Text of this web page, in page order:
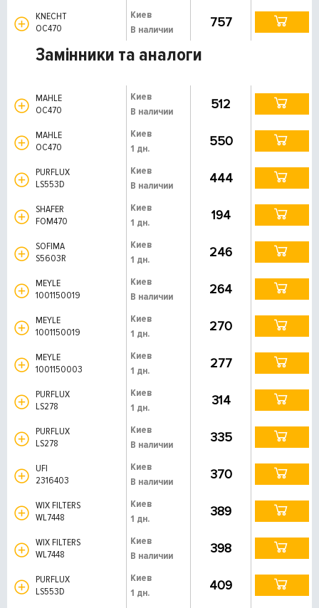
KNECHT
OC470
Киев
В наличии
757
Замінники та аналоги
MAHLE
OC470
Киев
В наличии
512
MAHLE
OC470
Киев
1 дн.
550
PURFLUX
LS553D
Киев
В наличии
444
SHAFER
FOM470
Киев
1 дн.
194
SOFIMA
S5603R
Киев
1 дн.
246
MEYLE
1001150019
Киев
В наличии
264
MEYLE
1001150019
Киев
1 дн.
270
MEYLE
1001150003
Киев
1 дн.
277
PURFLUX
LS278
Киев
1 дн.
314
PURFLUX
LS278
Киев
В наличии
335
UFI
2316403
Киев
В наличии
370
WIX FILTERS
WL7448
Киев
1 дн.
389
WIX FILTERS
WL7448
Киев
В наличии
398
PURFLUX
LS553D
Киев
1 дн.
409